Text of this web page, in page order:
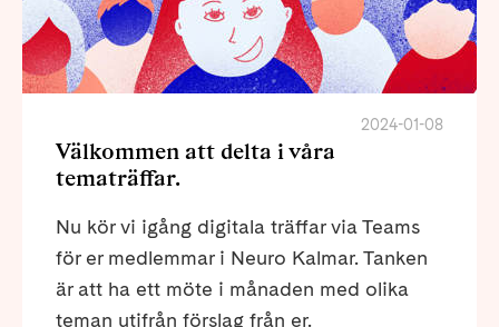
2024-01-08
Välkommen att delta i våra
tematräffar.
Nu kör vi igång digitala träffar via Teams
för er medlemmar i Neuro Kalmar. Tanken
är att ha ett möte i månaden med olika
teman utifrån förslag från er.